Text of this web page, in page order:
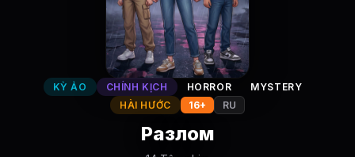
KỲ ẢO CHÍNH KỊCH HORROR
MYSTERY
HÀI HƯỚC
16+ RU
Разлом